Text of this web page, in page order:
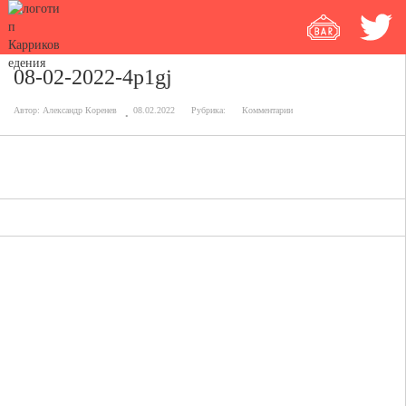
08-02-2022-4p1gj
Автор: Александр Коренев 08.02.2022 Рубрика: Комментарии